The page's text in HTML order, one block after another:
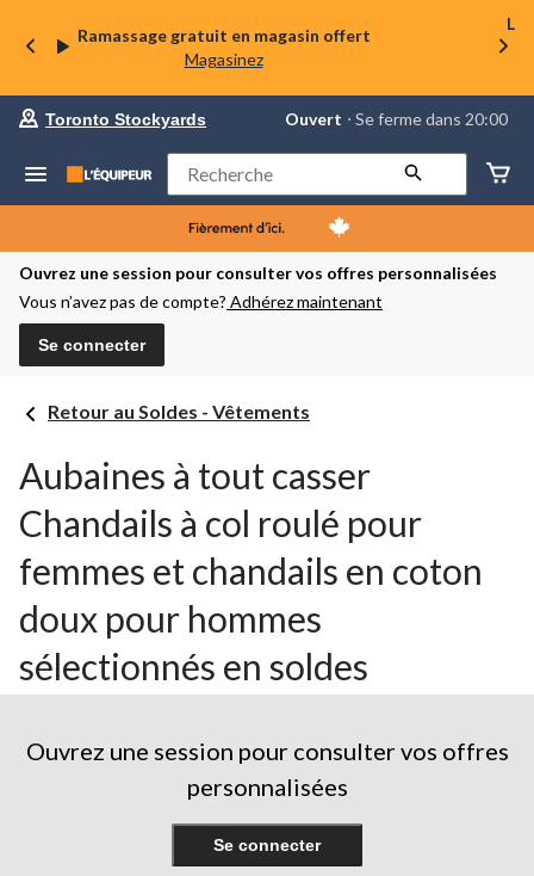
Ramassage gratuit en magasin offert
Magasinez
La
votre
préféré
Toronto
Stockyards,
courament
Ouvert,
Se
dans
changer
Toronto Stockyards Ouvert ⋅ Se ferme dans 20:00
Rechercher
Ouvrez une session pour consulter vos offres personnalisées
Vous n’avez pas de compte? Adhérez maintenant
Se connecter
Retour au Soldes - Vêtements
Aubaines à tout casser
Chandails à col roulé pour
femmes et chandails en coton
doux pour hommes
sélectionnés en soldes
Ouvrez une session pour consulter vos offres
personnalisées
Se connecter